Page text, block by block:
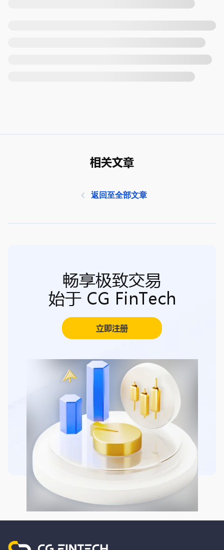
相关文章
返回至全部文章
畅享极致交易
始于 CG FinTech
立即注册